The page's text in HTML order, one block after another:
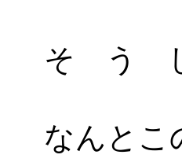
そ う
なんとこ